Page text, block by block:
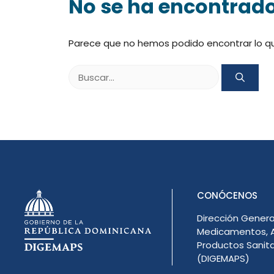
No se ha
Parece que no hemos podido encontrar lo
CONÓCENOS
Dirección
Medicamentos,
Productos
(DIGEMAPS)